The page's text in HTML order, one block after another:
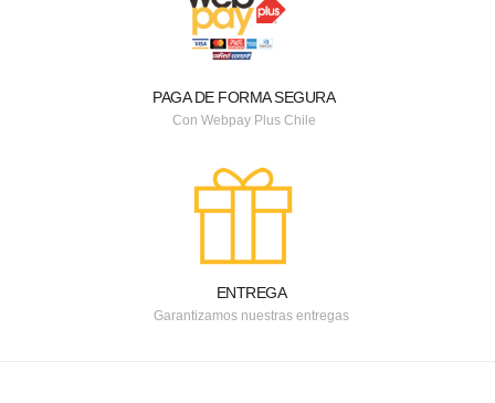
PAGA DE FORMA SEGURA
Con Webpay Plus Chile
ENTREGA
Garantizamos nuestras entregas